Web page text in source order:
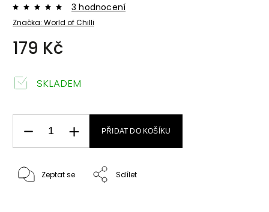
Značka: World of Chilli
3 hodnocení
179 Kč
SKLADEM
PŘIDAT DO KOŠÍKU
Zeptat se Sdílet